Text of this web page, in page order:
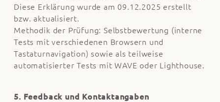
Diese Erklärung wurde am 09.12.2025 erstellt
bzw. aktualisiert.
Methodik der Prüfung: Selbstbewertung (interne
Tests mit verschiedenen Browsern und
Tastaturnavigation) sowie als teilweise
automatisierter Tests mit WAVE oder Lighthouse.
5. Feedback und Kontaktangaben